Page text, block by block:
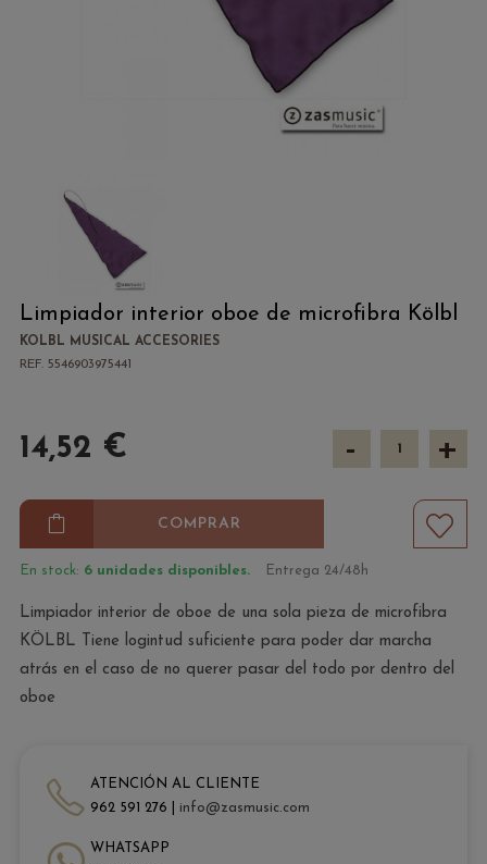
Limpiador interior oboe de microfibra Kölbl
KOLBL MUSICAL ACCESORIES
REF. 5546903975441
14,52 € - +
COMPRAR
En stock: 6 unidades disponibles. Entrega 24/48h
Limpiador interior de oboe de una sola pieza de microfibra
KÖLBL Tiene logintud suficiente para poder dar marcha
atrás en el caso de no querer pasar del todo por dentro del
oboe
ATENCIÓN AL CLIENTE
962 591 276 | info@zasmusic.com
WHATSAPP